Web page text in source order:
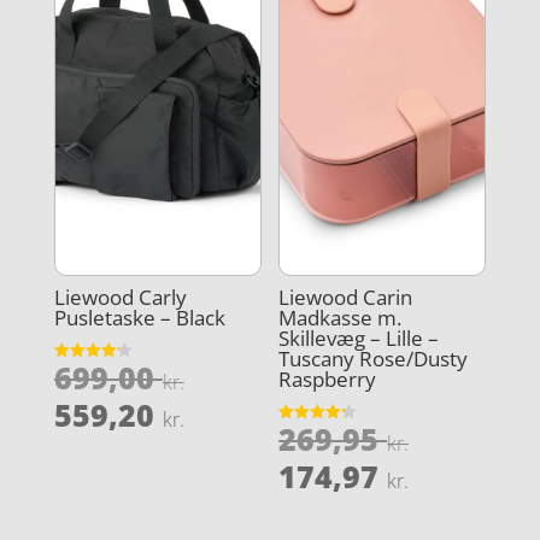
Liewood Carly
Pusletaske – Black
Vurderet
4.2
699,00kr.Den
oprindelige
pris
699,00 kr..
559,20 kr.
aktuelle
Liewood Carin
Madkasse m.
Skillevæg – Lille –
Tuscany Rose/Dusty
Raspberry
Vurderet
4.2
269,95kr.Den
174,97 kr.